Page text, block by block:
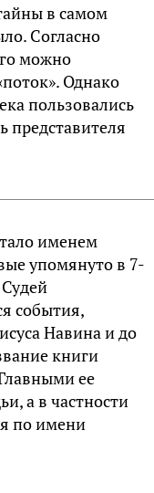
в самом
Согласно
можно
Однако
пользовались
представителя
именем
упомянуто в 7-
события,
Навина и до
книги
ее
а в частности
по имени